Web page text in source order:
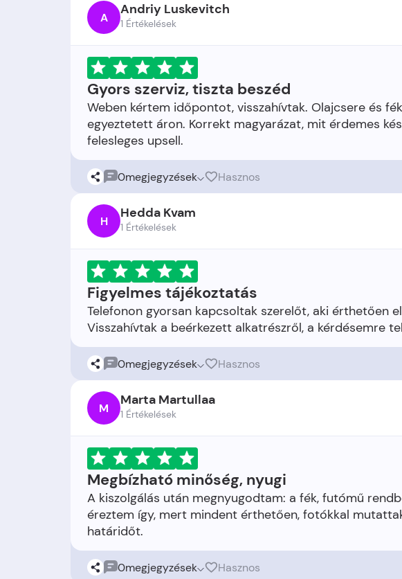
A Andriy Luskevitch
1 Értékelések
Gyors szerviz, tiszta beszéd
Weben kértem időpontot, visszahívtak. Olajcsere és
egyeztetett áron. Korrekt magyarázat, mit érdemes
0megjegyzések Hasznos
H Hedda Kvam
1 Értékelések
Figyelmes tájékoztatás
Telefonon gyorsan kapcsoltak szerelőt, aki érthetően
0megjegyzések Hasznos
M Marta Martullaa
1 Értékelések
Megbízható minőség, nyugi
A kiszolgálás után megnyugodtam: a fék, futómű
éreztem így, mert mindent érthetően, fotókkal
0megjegyzések Hasznos